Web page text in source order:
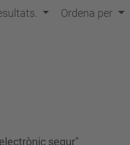
Ordena per
segur"